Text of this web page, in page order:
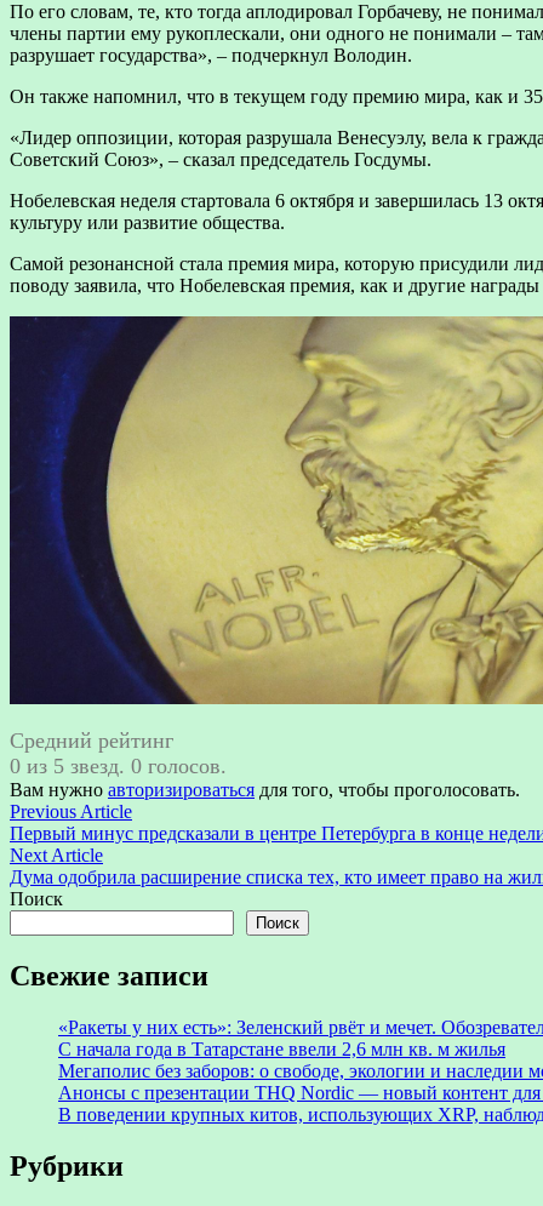
По его словам, те, кто тогда аплодировал Горбачеву, не
члены партии ему рукоплескали, они одного не понимали –
разрушает государства», – подчеркнул Володин.
Он также напомнил, что в текущем году премию мира, как и
«Лидер оппозиции, которая разрушала Венесуэлу, вела к
Советский Союз», – сказал председатель Госдумы.
Нобелевская неделя стартовала 6 октября и завершилась 13
культуру или развитие общества.
Самой резонансной стала премия мира, которую присудили
поводу заявила, что Нобелевская премия, как и другие
Средний рейтинг
0 из 5 звезд. 0 голосов.
Вам нужно авторизироваться для того, чтобы проголосовать.
Навигация
по
записям
Previous ArticlePrevious
article:
Первый минус предсказали в центре Петербурга в конце
Next ArticleNext
article:
Дума одобрила расширение списка тех, кто имеет право на
Поиск
Поиск
Свежие записи
«Ракеты у них есть»: Зеленский рвёт и мечет.
С начала года в Татарстане ввели 2,6 млн кв. м жилья
Мегаполис без заборов: о свободе, экологии и наследии
Анонсы с презентации THQ Nordic — новый контент для
В поведении крупных китов, использующих XRP,
Рубрики